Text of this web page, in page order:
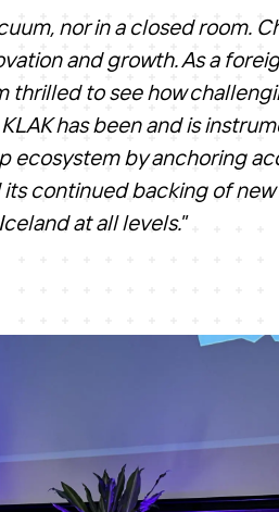
nor in a closed room.
and growth. As a
thrilled to see how
has been and is
ecosystem by anchoring
continued backing of
at all levels.”